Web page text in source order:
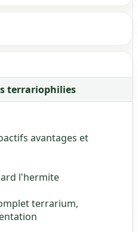
terrariophilies
avantages et
l'hermite
terrarium,